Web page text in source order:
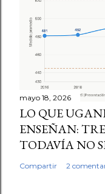
mayo 18, 2026
LO QUE
ENSEÑAN:
TODAVÍA NO
Compartir 2